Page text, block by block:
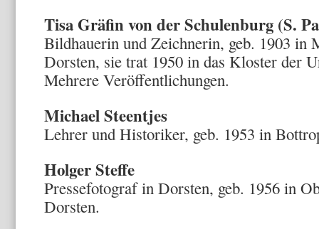
Tisa Gräfin von der Schulenburg (S.
Bildhauerin und Zeichnerin, geb. 1903 in
Dorsten, sie trat 1950 in das Kloster der
Mehrere Veröffentlichungen.
Michael Steentjes
Lehrer und Historiker, geb. 1953 in
Holger Steffe
Pressefotograf in Dorsten, geb. 1956 in
Dorsten.